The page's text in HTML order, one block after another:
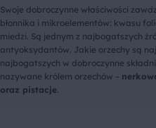
Swoje dobroczynne właściwości
błonnika i mikroelementów: kwasu
miedzi. Są jednym z najbogatszych
antyoksydantów. Jakie orzechy są
najbogatszych w dobroczynne
nazywane królem orzechów –
oraz pistacje